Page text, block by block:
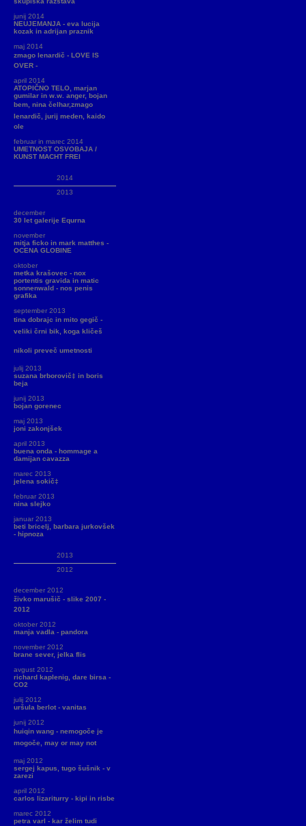
junij 2014
NEUJEMANJA - eva lucija
kozak in adrijan praznik
maj 2014
zmago lenardič - LOVE IS
OVER -
april 2014
ATOPIČNO TELO, marjan
gumilar in w.w. anger, bojan
bem, nina čelhar,zmago
lenardič, jurij meden, kaido
ole
februar in marec 2014
UMETNOST OSVOBAJA /
KUNST MACHT FREI
2014
2013
december
30 let galerije Equrna
november
mitja ficko in mark matthes -
OCENA GLOBINE
oktober
metka krašovec - nox
portentis gravida in matic
sonnenwald - nos penis
grafika
september 2013
tina dobrajc in mito gegič -
veliki črni bik, koga kličeš
nikoli preveč umetnosti
julij 2013
suzana brborovič‡ in boris
beja
junij 2013
bojan gorenec
maj 2013
joni zakonjšek
april 2013
buena onda - hommage a
damijan cavazza
marec 2013
jelena sokič‡
februar 2013
nina slejko
januar 2013
beti bricelj, barbara jurkovšek
- hipnoza
2013
2012
december 2012
živko marušič - slike 2007 -
2012
oktober 2012
manja vadla - pandora
november 2012
brane sever, jelka flis
avgust 2012
richard kaplenig, dare birsa -
CO2
julij 2012
uršula berlot - vanitas
junij 2012
huiqin wang - nemogoče je
mogoče, may or may not
maj 2012
sergej kapus, tugo šušnik - v
zarezi
april 2012
carlos lizariturry - kipi in risbe
marec 2012
petra varl - kar želim tudi